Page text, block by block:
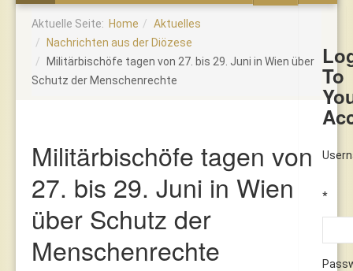
To
*
Aktuelle Seite: Home
Aktuelles
Nachrichten aus der Diözese
Militärbischöfe tagen von 27. bis 29. Juni in Wien über
Schutz der Menschenrechte
Militärbischöfe tagen von
27. bis 29. Juni in Wien
über Schutz der
Menschenrechte